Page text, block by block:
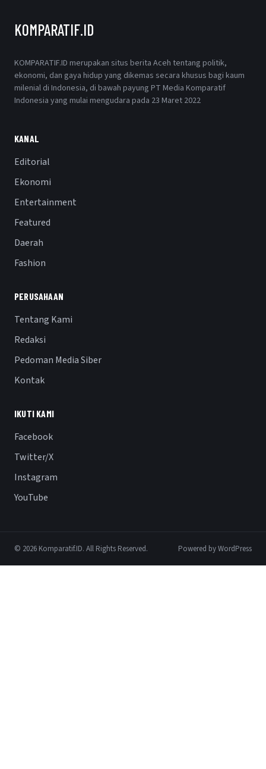
KOMPARATIF.ID
KOMPARATIF.ID merupakan situs berita Aceh tentang politik,
ekonomi, dan gaya hidup yang dikemas secara khusus bagi kaum
milenial di Indonesia, di bawah payung PT Media Komparatif
Indonesia yang mulai mengudara pada 23 Maret 2022
KANAL
Editorial
Ekonomi
Entertainment
Featured
Daerah
Fashion
PERUSAHAAN
Tentang Kami
Redaksi
Pedoman Media Siber
Kontak
IKUTI KAMI
Facebook
Twitter/X
Instagram
YouTube
© 2026 Komparatif.ID. All Rights Reserved. Powered by WordPress